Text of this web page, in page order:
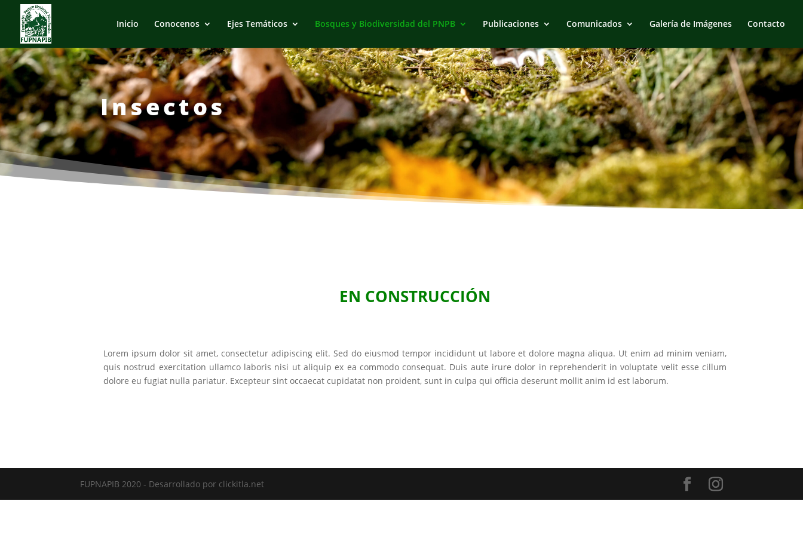
Inicio Conocenos Ejes Temáticos Bosques y Biodiversidad del PNPB Publicaciones Comunicados Galería de Imágenes Contacto
Insectos
EN CONSTRUCCIÓN
Lorem ipsum dolor sit amet, consectetur adipiscing elit. Sed do eiusmod tempor incididunt ut labore et dolore magna aliqua. Ut enim ad minim veniam,
quis nostrud exercitation ullamco laboris nisi ut aliquip ex ea commodo consequat. Duis aute irure dolor in reprehenderit in voluptate velit esse cillum
dolore eu fugiat nulla pariatur. Excepteur sint occaecat cupidatat non proident, sunt in culpa qui officia deserunt mollit anim id est laborum.
FUPNAPIB 2020 - Desarrollado por clickitla.net